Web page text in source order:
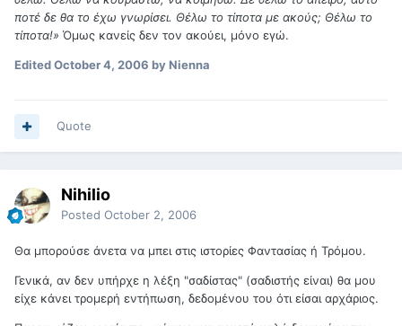
ποτέ δε θα το έχω γνωρίσει. Θέλω το τίποτα με ακούς; Θέλω το
τίποτα!» Όμως κανείς δεν τον ακούει, μόνο εγώ.
EditedOctober 4, 2006 by Nienna
Quote
Nihilio
Posted October 2, 2006
Θα μπορούσε άνετα να μπει στις ιστορίες Φαντασίας ή Τρόμου.
Γενικά, αν δεν υπήρχε η λέξη "σαδίστας" (σαδιστής είναι) θα μου
είχε κάνει τρομερή εντήπωση, δεδομένου του ότι είσαι αρχάριος.